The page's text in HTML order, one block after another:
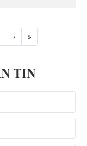
› »
TIN